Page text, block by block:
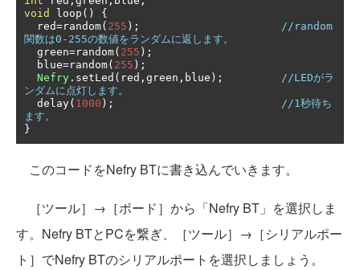
void
loop ()
{
  red
=random( 255 );
//random
関数は0-255の数値をランダムに返します。
  green
=random( 255 );
  blue
=random( 255 );
Nefry . setLed ( red , green , blue );
//LEDがラ
ンダムに点灯します。
  delay
( 1000 );
//1秒待ち
ます。
}
このコードをNefry BTに書き込んでいきます。
［ツール］→［ボード］から「Nefry BT」を選択しま
す。Nefry BTとPCを繋ぎ、［ツール］→［シリアルポー
ト］でNefry BTのシリアルポートを選択しましょう。